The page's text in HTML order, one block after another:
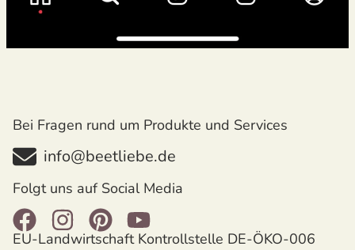
Bei Fragen rund um Produkte und Services
info@beetliebe.de
Folgt uns auf Social Media
EU-Landwirtschaft Kontrollstelle DE-ÖKO-006